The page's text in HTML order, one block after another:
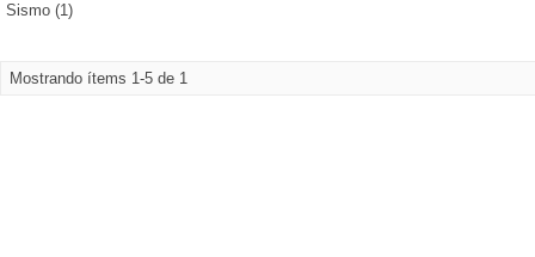
Sismo (1)
Mostrando ítems 1-5 de 1